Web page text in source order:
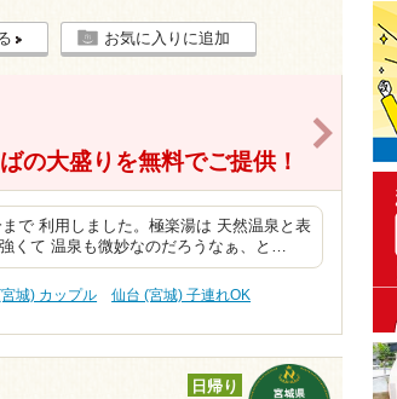
お気に入りに追加
の大盛りを無料でご提供！
で 利用しました。極楽湯は 天然温泉と表
くて 温泉も微妙なのだろうなぁ、と…
城) カップル
仙台 (宮城) 子連れOK
日帰り